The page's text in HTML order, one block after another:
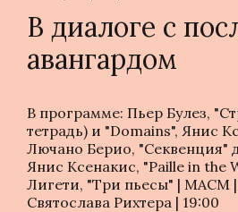
В диалоге с
авангардом
В программе: Пьер Булез,
тетрадь) и "Domains", Янис
Лючано Берио, "Секвенция"
Янис Ксенакис, "Paille in the
Лигети, "Три пьесы" | МАСМ
Святослава Рихтера | 19:00